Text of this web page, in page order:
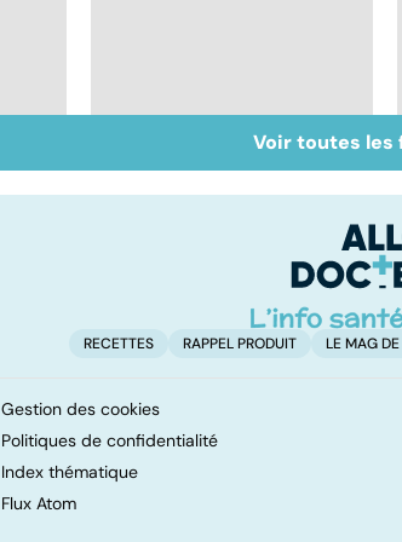
La greffe, du
prélèvement à la
Voir toutes les
RECETTES RAPPEL PRODUIT LE MAG
Gestion des cookies
Politiques de confidentialité
Index thématique
Flux Atom